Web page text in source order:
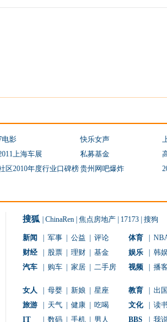
电影 快乐女声
上海车展 私募基金
区2010年度行业口碑榜贵州网吧爆炸
搜狐 ChinaRen 焦点房地产 17173 搜狗
新闻 军事 公益 评论 体育
财经
股票 理财 基金 娱乐 韩娱
汽车
购车 家居 二手房 视频 播
女人 母婴 新娘 星座 教育 出国
旅游
天气 健康 吃喝 文化 读
IT
数码 手机 男人 BBS 我